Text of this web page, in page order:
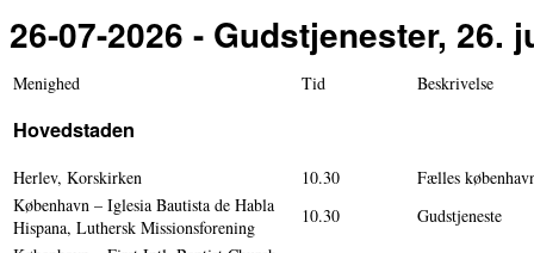
26-07-2026 - Gudstjenester, 26.
Menighed Tid Beskrivelse
Hovedstaden
Herlev, Korskirken 10.30
Fælles
København – Iglesia Bautista de Habla
Hispana, Luthersk Missionsforening
10.30
Gudstjeneste